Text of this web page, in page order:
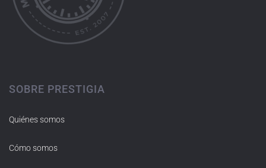
SOBRE PRESTIGIA
Quiénes somos
Cómo somos